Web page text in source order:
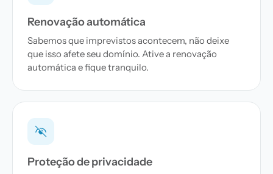
Renovação automática
Sabemos que imprevistos acontecem, não deixe
que isso afete seu domínio. Ative a renovação
automática e fique tranquilo.
Proteção de privacidade